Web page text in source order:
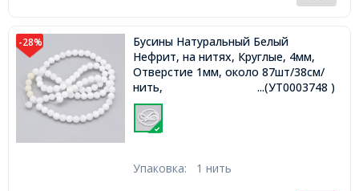
-28%
Бусины Натуральный Белый
Нефрит, на нитях, Круглые, 4мм,
Отверстие 1мм, около 87шт/38см/
нить,
...(УТ0003748 )
Упаковка: 1 нить